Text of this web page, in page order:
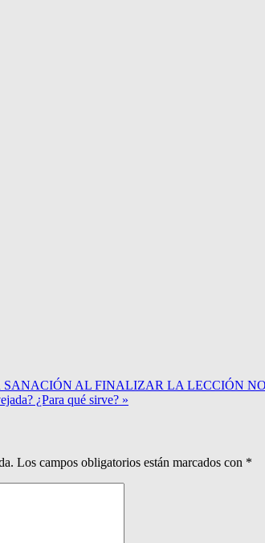
AL FINALIZAR LA LECCIÓN
¿Para qué sirve? »
Los campos obligatorios están marcados con *